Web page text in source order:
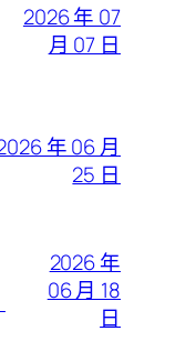
2026 年 07
月 07 日
年 06 月
25 日
2026 年
06 月 18
日